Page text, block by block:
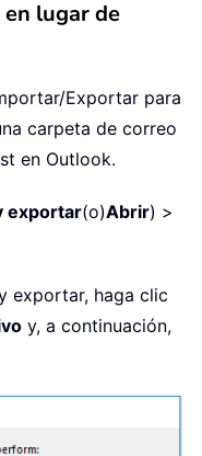
lugar de
Exportar para
carpeta de correo
en Outlook.
exportar(o)Abrir) >
exportar, haga clic
y, a continuación,